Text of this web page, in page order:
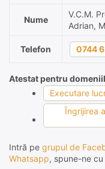
Nume
V.C.M.
Adrian,
Telefon 0744
Atestat pentru
Executare
Îngrijirea
Intră pe grupul de
Whatsapp, spune-ne